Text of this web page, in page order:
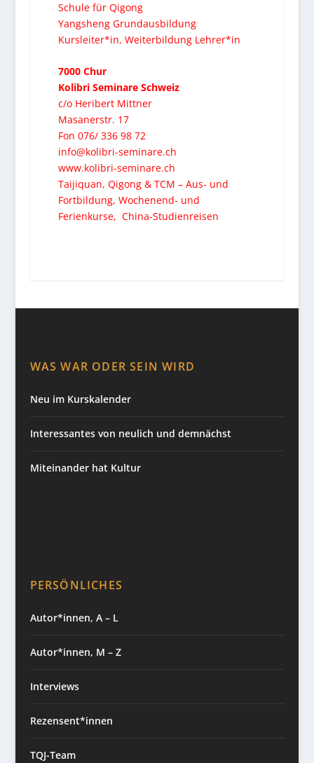
Schule für Qigong
Yangsheng Grundausbildung
Kursleiter*in, Weiterbildung Lehrer*in
7000 Chur
Kolibri Seminare Schweiz
c/o Heribert Mittner
Masanerstr. 17
Fon 076/ 336 98 72
info@kolibri-seminare.ch
www.kolibri-seminare.ch
Taijiquan, Qigong & TCM – Aus- und
Fortbildung, Wochenend- und
Ferienkurse, China-Studienreisen
WAS WAR ODER SEIN WIRD
Neu im Kurskalender
Interessantes von neulich und demnächst
Miteinander hat Kultur
PERSÖNLICHES
Autor*innen, A – L
Autor*innen, M – Z
Interviews
Rezensent*innen
TQJ-Team